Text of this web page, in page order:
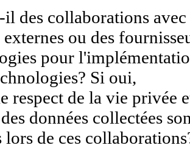
des collaborations avec
externes ou des
pour
Si oui,
respect de la vie privée
données collectées
lors de ces